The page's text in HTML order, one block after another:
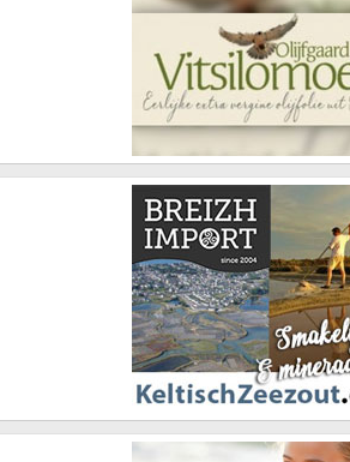
Wat gebeurt er wanneer kinderen vaker
Verveling. Spel. Ongestoorde aandacht”,
aarzeling. In een tijd van permanente
ouders er bewust voor die ruimte weer terug
kinderen, al is het maar voor een paar jaar
Vijf tips voor ouders die smart-
1. Spreek het samen af
Sluit je aan bij andere ouders op school of in
de groepsdruk weg en voorkom je dat je kind
2. Begin met een beltelefoon
Wil je kind bereikbaar zijn? Kies dan eerst
telefoon waarmee alleen gebeld en ge-sms’t
zogenaamde ‘dumbphone’.
3. Introduceer stap voor stap
Komt er later toch een smartphone, doe dat
met beperkingen, later pas met sociale